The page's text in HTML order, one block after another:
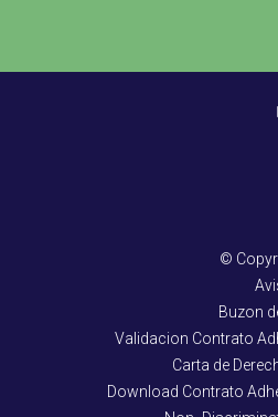
©
Buzon
Validacion Contrato
Carta de
Download Contrato